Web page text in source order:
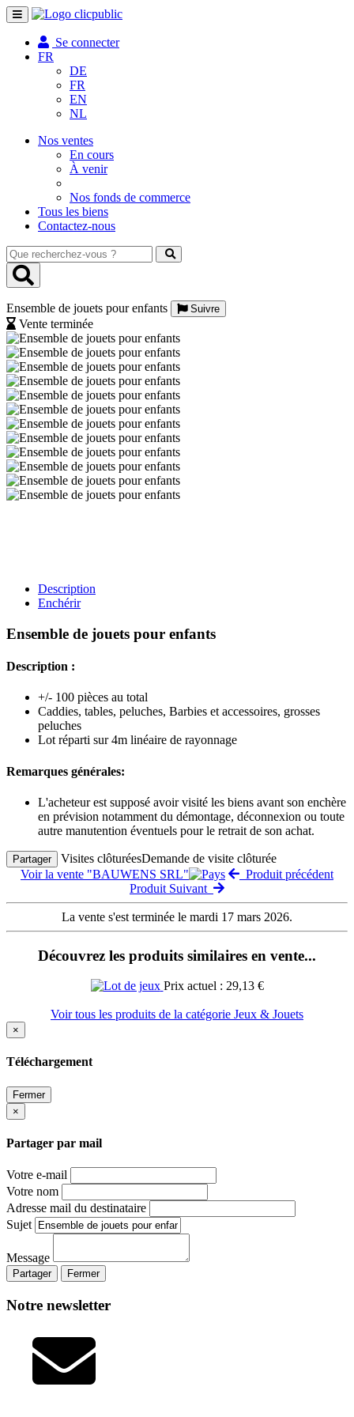
Toggle
navigation
Se connecter
FR
DE
FR
EN
NL
Nos ventes
En cours
À venir
Nos fonds de commerce
Tous les biens
Contactez-nous
Que
recherchez-
vous
Ensemble de jouets pour enfants
Suivre
Vente terminée
Description
Enchérir
Ensemble de jouets pour enfants
Description :
+/- 100 pièces au total
Caddies, tables, peluches, Barbies et accessoires, grosses
peluches
Lot réparti sur 4m linéaire de rayonnage
Remarques générales:
L'acheteur est supposé avoir visité les biens avant son enchère
en prévision notamment du démontage, déconnexion ou toute
autre manutention éventuels pour le retrait de son achat.
Partager Visites clôturéesDemande de visite clôturée
Voir la vente "BAUWENS SRL"
Produit précédent
Produit Suivant
La vente s'est terminée le mardi 17 mars 2026.
Découvrez les produits similaires en vente...
Prix actuel : 29,13 €
Voir tous les produits de la catégorie Jeux & Jouets
×
Téléchargement
Fermer
×
Partager par mail
Votre e-mail
Votre nom
Adresse mail du destinataire
Sujet
Message
Partager Fermer
Notre newsletter